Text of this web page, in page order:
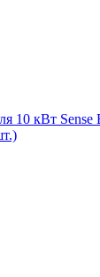
10 кВт Sense